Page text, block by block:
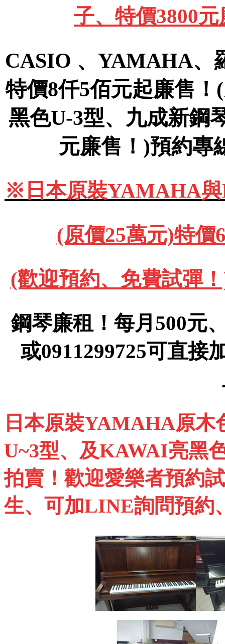
子、特價3800
CASIO 、YAMAHA、
特價8仟5佰元起廉售
黑色U-3型、九成新鋼
元廉售！)預約專
※日本原裝YAMAHA與
(原價25萬元)特價
(歡迎預約、免費試彈
鋼琴廉租！每月500元
或0911299725可直接
日本原裝YAMAHA原木
U~3型、及KAWAI亮黑
拍賣！歡迎愛樂者預約
生、可加LINE詢問預約